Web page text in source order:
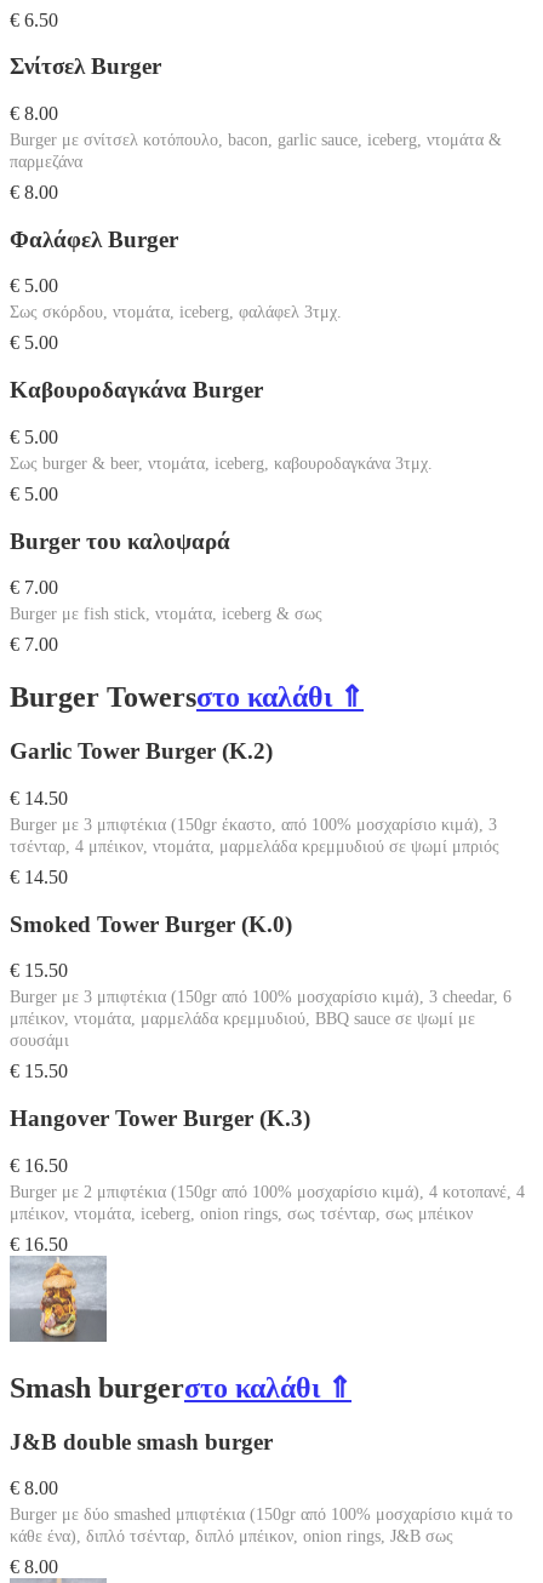
€ 6.50
Σνίτσελ Burger
€ 8.00
Burger με σνίτσελ κοτόπουλο, bacon, garlic sauce, iceberg, ντομάτα &
παρμεζάνα
€ 8.00
Φαλάφελ Burger
€ 5.00
Σως σκόρδου, ντομάτα, iceberg, φαλάφελ 3τμχ.
€ 5.00
Καβουροδαγκάνα Burger
€ 5.00
Σως burger & beer, ντομάτα, iceberg, καβουροδαγκάνα 3τμχ.
€ 5.00
Burger του καλοψαρά
€ 7.00
Burger με fish stick, ντομάτα, iceberg & σως
€ 7.00
Burger Towersστο καλάθι ⇑
Garlic Tower Burger (Κ.2)
€ 14.50
Burger με 3 μπιφτέκια (150gr έκαστο, από 100% μοσχαρίσιο κιμά), 3
τσένταρ, 4 μπέικον, ντομάτα, μαρμελάδα κρεμμυδιού σε ψωμί μπριός
€ 14.50
Smoked Tower Burger (Κ.0)
€ 15.50
Burger με 3 μπιφτέκια (150gr από 100% μοσχαρίσιο κιμά), 3 cheedar, 6
μπέικον, ντομάτα, μαρμελάδα κρεμμυδιού, BBQ sauce σε ψωμί με
σουσάμι
€ 15.50
Hangover Tower Burger (Κ.3)
€ 16.50
Burger με 2 μπιφτέκια (150gr από 100% μοσχαρίσιο κιμά), 4 κοτοπανέ, 4
μπέικον, ντομάτα, iceberg, onion rings, σως τσένταρ, σως μπέικον
€ 16.50
Smash burgerστο καλάθι ⇑
J&B double smash burger
€ 8.00
Burger με δύο smashed μπιφτέκια (150gr από 100% μοσχαρίσιο κιμά το
κάθε ένα), διπλό τσένταρ, διπλό μπέικον, onion rings, J&B σως
€ 8.00